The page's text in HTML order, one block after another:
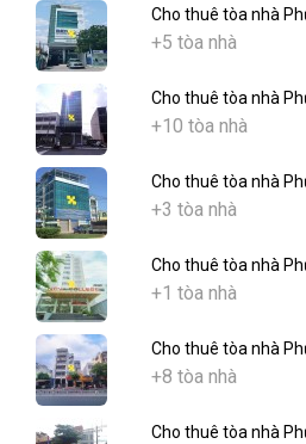
Cho thuê tòa nhà
+5 tòa nhà
Cho thuê tòa nhà
+10 tòa nhà
Cho thuê tòa nhà
+3 tòa nhà
Cho thuê tòa nhà
+1 tòa nhà
Cho thuê tòa nhà
+8 tòa nhà
Cho thuê tòa nhà